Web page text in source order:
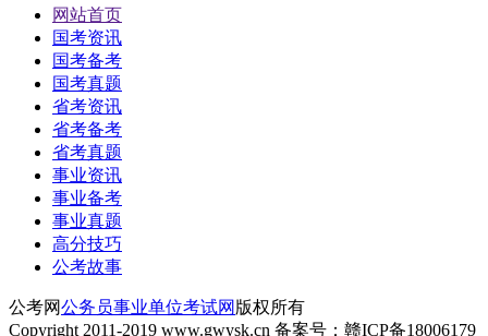
网站首页
国考资讯
国考备考
国考真题
省考资讯
省考备考
省考真题
事业资讯
事业备考
事业真题
高分技巧
公考故事
公考网公务员事业单位考试网 版权所有
Copyright 2011-2019 www.gwysk.cn 备案号：赣ICP备18006179